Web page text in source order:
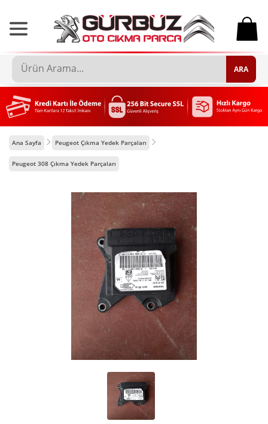
0
ARA
Ana Sayfa Peugeot Çıkma Yedek Parçaları
Peugeot 308 Çıkma Yedek Parçaları